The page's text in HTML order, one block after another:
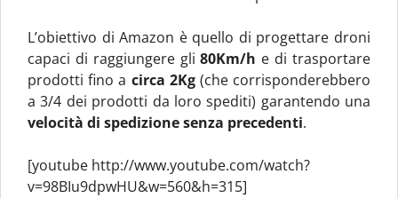
L’obiettivo di Amazon è quello di progettare droni
capaci di raggiungere gli80Km/h e di trasportare
prodotti fino a circa 2Kg(che corrisponderebbero
a 3/4 dei prodotti da loro spediti) garantendo una
velocità di spedizione senza precedenti.
[youtube http://www.youtube.com/watch?
v=98BIu9dpwHU&w=560&h=315]